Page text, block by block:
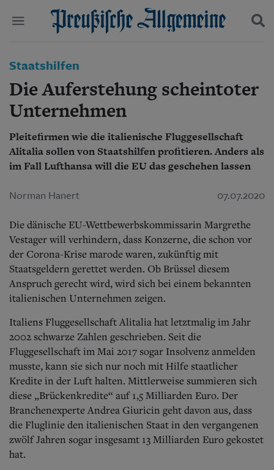
Start
Wer wir sind
Aktuelle Ausgabe
Abonnenten-Login
Abonnent werden
Abo Prämien
Archiv
Mediadaten
Wirtschaft
Panorama
Gesellschaft
Leben
Geschichte
Ostpreußen
Pommern
Bücher
Kontakt
Impressum
Datenschutz
Suchen und finden
Staatshilfen
Die Auferstehung scheintoter
Unternehmen
Pleitefirmen wie die italienische Fluggesellschaft
Alitalia sollen von Staatshilfen profitieren. Anders als
im Fall Lufthansa will die EU das geschehen lassen
Norman Hanert 07.07.2020
Die dänische EU-Wettbewerbskommissarin Margrethe
Vestager will verhindern, dass Konzerne, die schon vor
der Corona-Krise marode waren, zukünftig mit
Staatsgeldern gerettet werden. Ob Brüssel diesem
Anspruch gerecht wird, wird sich bei einem bekannten
italienischen Unternehmen zeigen.
Italiens Fluggesellschaft Alitalia hat letztmalig im Jahr
2002 schwarze Zahlen geschrieben. Seit die
Fluggesellschaft im Mai 2017 sogar Insolvenz anmelden
musste, kann sie sich nur noch mit Hilfe staatlicher
Kredite in der Luft halten. Mittlerweise summieren sich
diese „Brückenkredite“ auf 1,5 Milliarden Euro. Der
Branchenexperte Andrea Giuricin geht davon aus, dass
die Fluglinie den italienischen Staat in den vergangenen
zwölf Jahren sogar insgesamt 13 Milliarden Euro gekostet
hat.